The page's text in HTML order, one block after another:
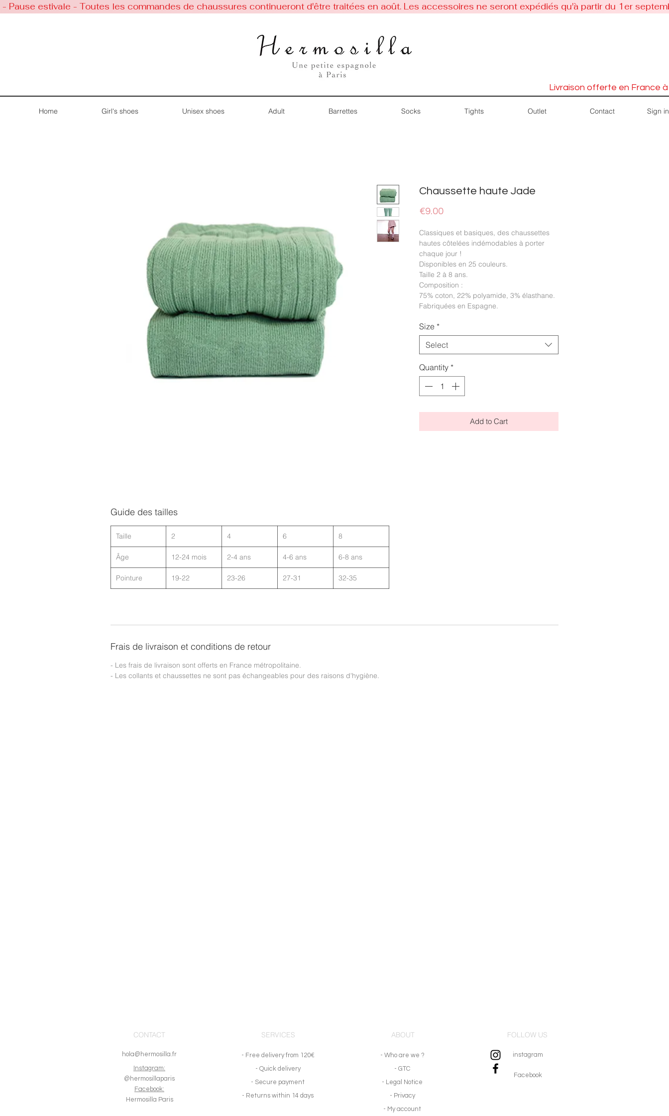
- Pause estivale - Toutes les commandes de chaussures continueront d'être traitées en août. Les accessoires ne seront expédiés qu'à partir du 1er
Sign in
Home Girl's shoes Unisex shoes Adult Barrettes Socks Tights Outlet Contact
Livraison offerte en France
Chaussette haute Jade
€9.00Price
Classiques et basiques, des chaussettes
hautes côtelées indémodables à porter
chaque jour !
Disponibles en 25 couleurs.
Taille 2 à 8 ans.
Composition :
75% coton, 22% polyamide, 3% élasthane.
Fabriquées en Espagne.
Size *
Select
Quantity *
Add to Cart
Guide des tailles
Taille 2 4 6 8
Âge 12-24 mois 2-4 ans 4-6 ans 6-8 ans
Pointure 19-22 23-26 27-31 32-35
Frais de livraison et conditions de retour
- Les frais de livraison sont offerts en France métropolitaine.
- Les collants et chaussettes ne sont pas échangeables pour des raisons d'hygiène.
CONTACT
hola@hermosilla.fr
nstagram:
@hermosillaparis
Facebook:
Hermosilla Paris
SERVICES
- Free delivery from 120€
- Quick delivery
- Secure payment
- Returns within 14 days
ABOUT
- Who are we ?
- GTC
- Legal Notice
- Privacy
- My account
FOLLOW US
instagram
Facebook